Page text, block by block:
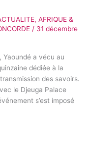
, AFRIQUE &
/ 31 décembre
Yaoundé a vécu au
dédiée à la
des savoirs.
le Djeuga Palace
s’est imposé